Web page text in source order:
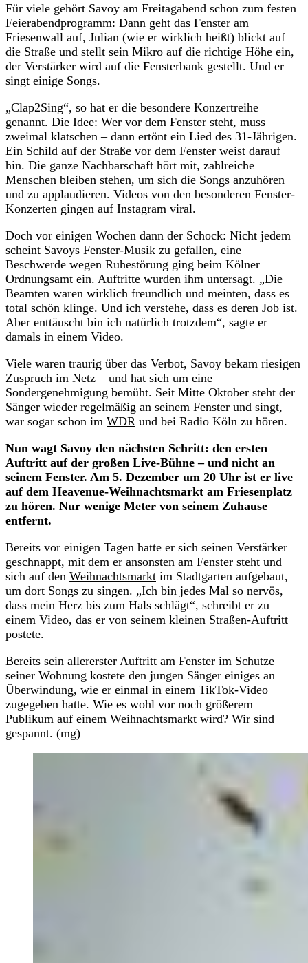
Für viele gehört Savoy am Freitagabend schon zum festen
Feierabendprogramm: Dann geht das Fenster am
Friesenwall auf, Julian (wie er wirklich heißt) blickt auf
die Straße und stellt sein Mikro auf die richtige Höhe ein,
der Verstärker wird auf die Fensterbank gestellt. Und er
singt einige Songs.
„Clap2Sing“, so hat er die besondere Konzertreihe
genannt. Die Idee: Wer vor dem Fenster steht, muss
zweimal klatschen – dann ertönt ein Lied des 31-Jährigen.
Ein Schild auf der Straße vor dem Fenster weist darauf
hin. Die ganze Nachbarschaft hört mit, zahlreiche
Menschen bleiben stehen, um sich die Songs anzuhören
und zu applaudieren. Videos von den besonderen Fenster-
Konzerten gingen auf Instagram viral.
Doch vor einigen Wochen dann der Schock: Nicht jedem
scheint Savoys Fenster-Musik zu gefallen, eine
Beschwerde wegen Ruhestörung ging beim Kölner
Ordnungsamt ein. Auftritte wurden ihm untersagt. „Die
Beamten waren wirklich freundlich und meinten, dass es
total schön klinge. Und ich verstehe, dass es deren Job ist.
Aber enttäuscht bin ich natürlich trotzdem“, sagte er
damals in einem Video.
Viele waren traurig über das Verbot, Savoy bekam riesigen
Zuspruch im Netz – und hat sich um eine
Sondergenehmigung bemüht. Seit Mitte Oktober steht der
Sänger wieder regelmäßig an seinem Fenster und singt,
war sogar schon im WDR und bei Radio Köln zu hören.
Nun wagt Savoy den nächsten Schritt: den ersten
Auftritt auf der großen Live-Bühne – und nicht an
seinem Fenster. Am 5. Dezember um 20 Uhr ist er live
auf dem Heavenue-Weihnachtsmarkt am Friesenplatz
zu hören. Nur wenige Meter von seinem Zuhause
entfernt.
Bereits vor einigen Tagen hatte er sich seinen Verstärker
geschnappt, mit dem er ansonsten am Fenster steht und
sich auf den Weihnachtsmarkt im Stadtgarten aufgebaut,
um dort Songs zu singen. „Ich bin jedes Mal so nervös,
dass mein Herz bis zum Hals schlägt“, schreibt er zu
einem Video, das er von seinem kleinen Straßen-Auftritt
postete.
Bereits sein allererster Auftritt am Fenster im Schutze
seiner Wohnung kostete den jungen Sänger einiges an
Überwindung, wie er einmal in einem TikTok-Video
zugegeben hatte. Wie es wohl vor noch größerem
Publikum auf einem Weihnachtsmarkt wird? Wir sind
gespannt. (mg)